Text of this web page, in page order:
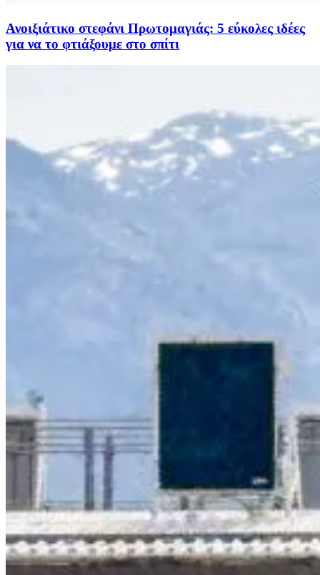
Ανοιξιάτικο στεφάνι Πρωτομαγιάς: 5 εύκολες ιδέες
για να το φτιάξουμε στο σπίτι